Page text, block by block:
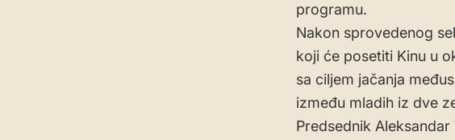
programu.
Nakon sprovedenog
koji će posetiti Kinu u
sa ciljem jačanja
između mladih iz dve
Predsednik